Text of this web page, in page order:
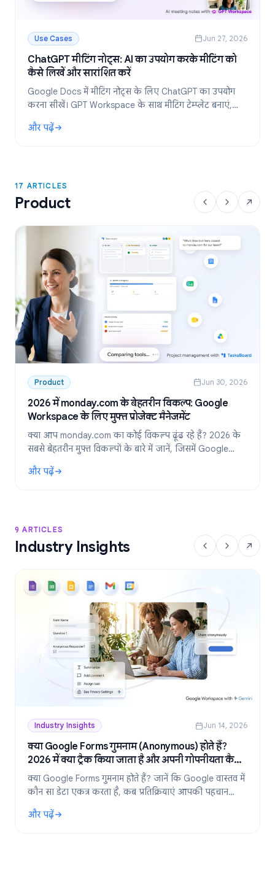
Use Cases Jun 27, 2026
ChatGPT मीटिंग नोट्स: AI का उपयोग करके मीटिंग को
कैसे लिखें और सारांशित करें
Google Docs में मीटिंग नोट्स के लिए ChatGPT का उपयोग
करना सीखें। GPT Workspace के साथ मीटिंग टेम्प्लेट बनाएं,
ट्रांसक्रिप्ट का सारांश निकालें और एक्शन आइटम तैयार करें।
और पढ़ें
: ChatGPT मीटिंग नोट्स: AI का उपयोग करके मीटिंग को कैसे लिखें और
17 ARTICLES
Product
Product Jun 30, 2026
2026 में monday.com के बेहतरीन विकल्प: Google
Workspace के लिए मुफ्त प्रोजेक्ट मैनेजमेंट
क्या आप monday.com का कोई विकल्प ढूंढ रहे हैं? 2026 के
सबसे बेहतरीन मुफ्त विकल्पों के बारे में जानें, जिसमें Google
शामिल है।
और पढ़ें
: 2026 में monday.com के बेहतरीन विकल्प: Google Workspace
9 ARTICLES
Industry Insights
Industry Insights Jun 14, 2026
क्या Google Forms गुमनाम (Anonymous) होते हैं?
2026 में क्या ट्रैक किया जाता है और अपनी गोपनीयता कैसे
बनाए रखें
क्या Google Forms गुमनाम होते हैं? जानें कि Google वास्तव में
कौन सा डेटा एकत्र करता है, कब प्रतिक्रियाएं आपकी पहचान
उजागर करती हैं, और 2026 में पूरी तरह से गुमनाम फॉर्म कैसे
बनाएं।
और पढ़ें
: क्या Google Forms गुमनाम (Anonymous) होते हैं? 2026 में क्या